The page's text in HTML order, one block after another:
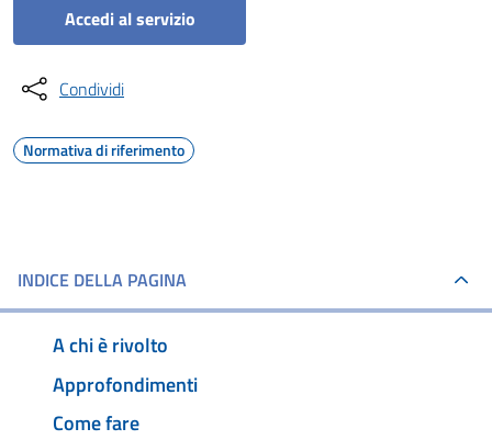
Accedi al servizio
Condividi
Normativa di riferimento
INDICE DELLA PAGINA
A chi è rivolto
Approfondimenti
Come fare